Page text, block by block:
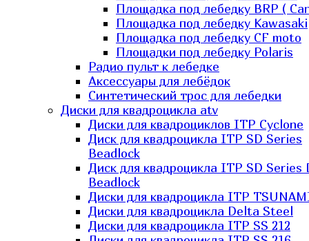
Площадка под лебедку BRP (
Площадка под лебедку Kawasaki
Площадка под лебедку СF moto
Площадки под лебедку Polaris
Радио пульт к лебедке
Аксессуары для лебёдок
Синтетический трос для лебедки
Диски для квадроцикла atv
Диски для квадроциклов ITP Cyclone
Диск для квадроцикла ITP SD Series
Beadlock
Диск для квадроцикла ITP SD Series
Beadlock
Диски для квадроцикла ITP
Диски для квадроцикла Delta Steel
Диски для квадроцикла ITP SS 212